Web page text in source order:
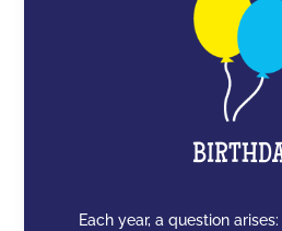
Each year, a question